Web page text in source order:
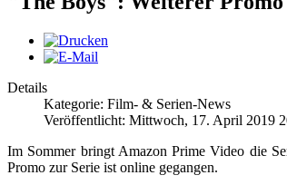
Details
Kategorie: Film- & Serien-News
Veröffentlicht: Mittwoch, 17. April 2019
Im Sommer bringt Amazon Prime Video die
Promo zur Serie ist online gegangen.